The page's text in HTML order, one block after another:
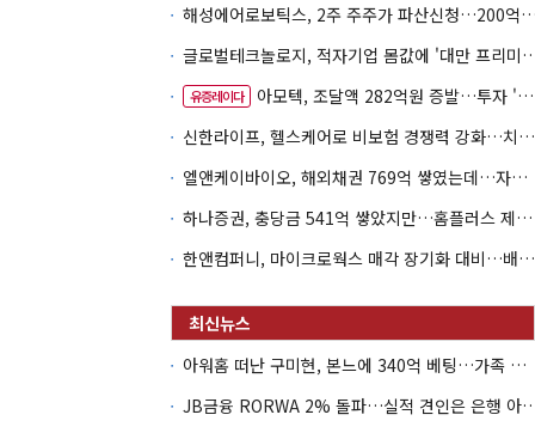
해성에어로보틱스, 2주 주주가 파산
글로벌테크놀로지, 적자기업 몸값
유증레이다
아모텍, 조달액 282억원 증발…투자 '속도 조절' 불가피
신한라이프, 헬스케어로 비보험 경쟁력 강화…치매·간병 공략
엘앤케이바이오, 해외채권 769억 쌓였는데…자회사 4곳 자본잠식
하나증권, 충당금 541억 쌓았지만…홈플러스 제재는 추가 비용 불씨
한앤컴퍼니, 마이크로웍스 매각 장기화 대비…배당 회수판 깔았다
아워홈 떠난 구미현, 본느에 340억 베팅…가족 지배체제 구축
JB금융 RORWA 2% 돌파…실